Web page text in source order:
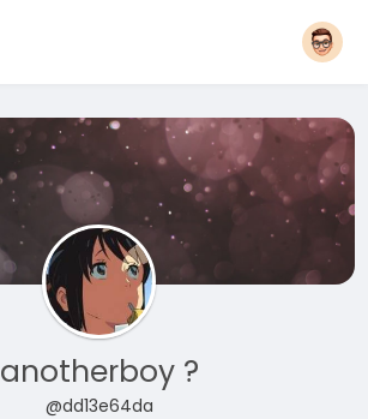
anotherboy ?
@dd13e64da